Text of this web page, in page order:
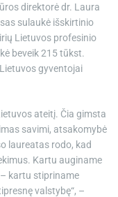
direktorė dr. Laura
sulaukė išskirtinio
Lietuvos profesinio
beveik 215 tūkst.
gyventojai
ateitį. Čia gimsta
savimi, atsakomybė
laureatas rodo, kad
Kartu auginame
kartu stipriname
valstybę“, –